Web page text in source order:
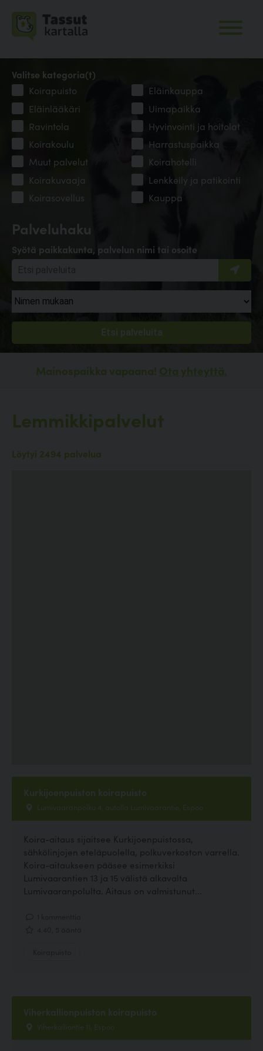
Palveluhaku
Syötä paikkakunta, palvelun nimi tai osoite
Valitse kategoria(t)
Koirapuisto
Eläinkauppa
Eläinlääkäri
Uimapaikka
Ravintola
Hyvinvointi ja hoitolat
Koirakoulu
Harrastuspaikka
Muut palvelut
Koirahotelli
Koirakuvaaja
Lenkkeily ja patikointi
Koirasovellus
Kauppa
Mainospaikka vapaana! Ota yhteyttä.
Lemmikkipalvelut
Löytyi 2494 palvelua
Kurkijoenpuiston koirapuisto
Lumivaaranpolku 4, autolla Lumivaarantie, Espoo
Koira-aitaus sijaitsee Kurkijoenpuistossa,
sähkölinjojen eteläpuolella, polkuverkoston varrella.
Koira-aitaukseen pääsee esimerkiksi
Lumivaarantien 13 ja 15 välistä alkavalta
Lumivaaranpolulta. Aitaus on valmistunut...
Viherkallionpuiston koirapuisto
Viherkalliontie 11, Espoo